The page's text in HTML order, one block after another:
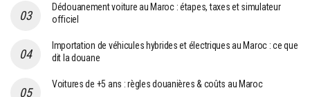
Dédouanement voiture au Maroc : étapes, taxes et simulateur
officiel
Importation de véhicules hybrides et électriques au Maroc : ce que
dit la douane
Voitures de +5 ans : règles douanières & coûts au Maroc